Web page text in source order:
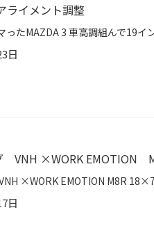
ライメント調整
日
VNH ×WORK EMOTION
日